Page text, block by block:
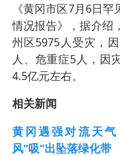
《黄冈市区7月6日罕
情况报告》，据介绍
州区5975人受灾，
人、危重症5人，因
4.5亿元左右。
相关新闻
黄冈遇强对流天
风"吸"出坠落绿化带